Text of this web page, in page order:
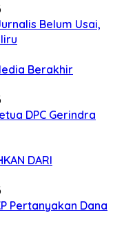
Belum Usai,
Berakhir
DPC Gerindra
DARI
Pertanyakan Dana